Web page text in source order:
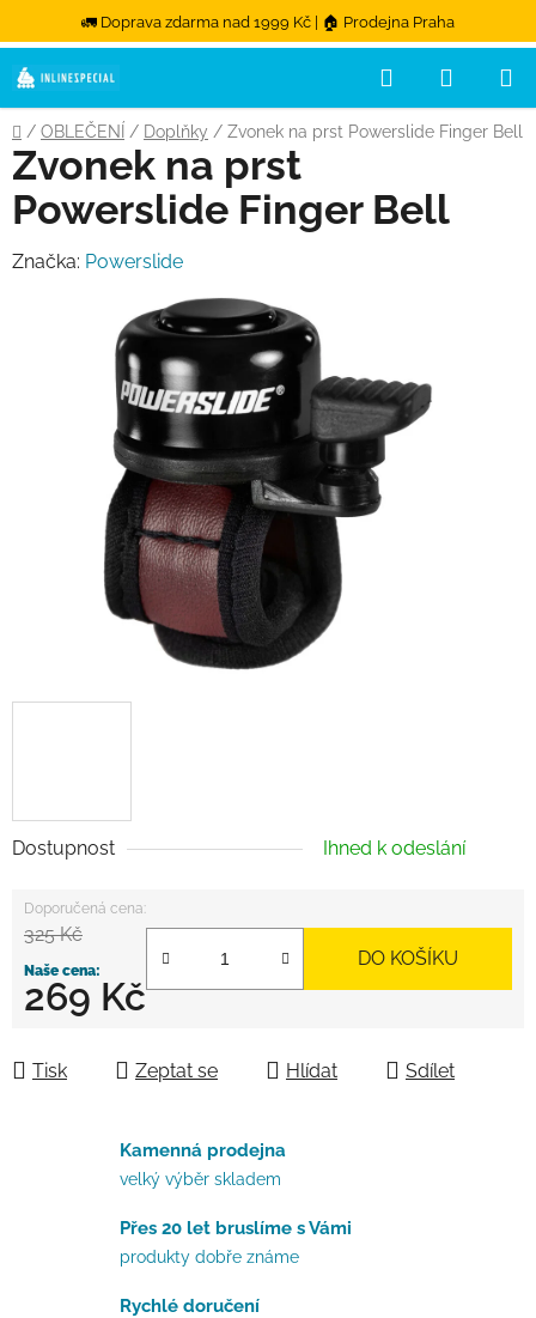
🚛 Doprava zdarma nad 1999 Kč | 🏠 Prodejna Praha
Přejít na obsah
Hledat
Domů
/ OBLEČENÍ / Doplňky / Zvonek na prst Powerslide Finger Bell
Dostupnost Ihned k odeslání
325 Kč
269 Kč
DO KOŠÍKU
Tisk Zeptat se Hlídat Sdílet
Zvonek na prst
Powerslide Finger Bell
Značka: Powerslide
Kamenná prodejna
velký výběr skladem
Přes 20 let bruslíme s Vámi
produkty dobře známe
Rychlé doručení